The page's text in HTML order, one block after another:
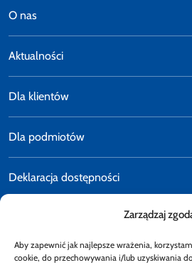
Zarządzaj
Aby zapewnić jak najlepsze wrażenia,
cookie, do przechowywania i/lub uzyskiwania
O nas
Aktualności
Dla klientów
Dla podmiotów
Deklaracja dostępności
E-faktury